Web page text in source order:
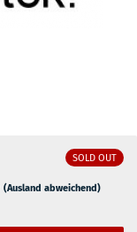
SOLD OUT
(Ausland abweichend)